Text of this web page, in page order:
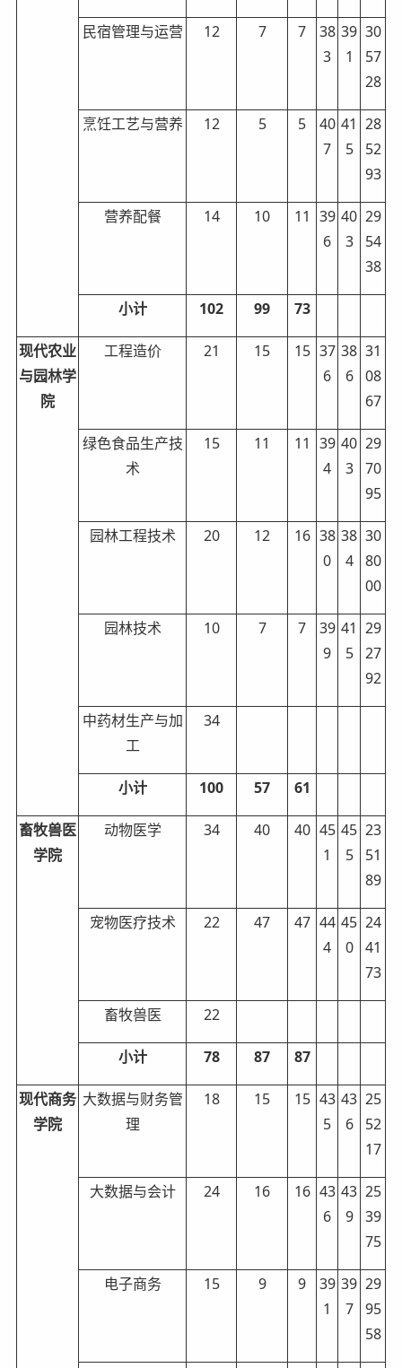
民宿管理与运营 12 7 7
38
3
39
1
30
57
28
烹饪工艺与营养 12 5 5
40
7
41
5
28
52
93
营养配餐 14 10 11 39
6
40
3
29
54
38
小计 102 99 73
现代农业
与园林学
院
工程造价 21 15 15 37
6
38
6
31
08
67
绿色食品生产技
术
15 11 11 39
4
40
3
29
70
95
园林工程技术 20 12 16 38
0
38
4
30
80
00
园林技术 10 7 7
39
9
41
5
29
27
92
中药材生产与加
工
34
小计 100 57 61
畜牧兽医
学院
动物医学 34 40 40 45
1
45
5
23
51
89
宠物医疗技术 22 47 47 44
4
45
0
24
41
73
畜牧兽医 22
小计 78 87 87
现代商务
学院
大数据与财务管
理
18 15 15 43
5
43
6
25
52
17
大数据与会计 24 16 16 43
6
43
9
25
39
75
电子商务 15 9 9
39
1
39
7
29
95
58